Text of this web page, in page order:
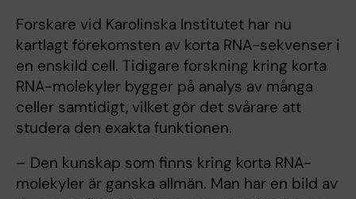
Forskare vid Karolinska Institutet har nu
kartlagt förekomsten av korta RNA-sekvenser i
en enskild cell. Tidigare forskning kring korta
RNA-molekyler bygger på analys av många
celler samtidigt, vilket gör det svårare att
studera den exakta funktionen.
– Den kunskap som finns kring korta RNA-
molekyler är ganska allmän. Man har en bild av